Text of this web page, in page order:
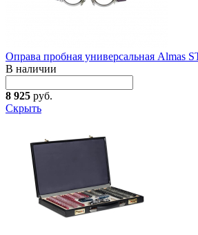
Оправа пробная универсальная Almas
В наличии
8 925 руб.
Скрыть